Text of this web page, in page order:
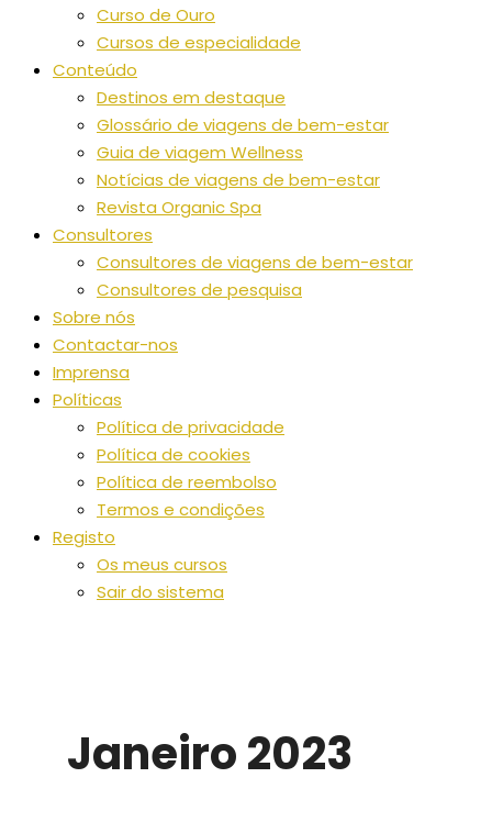
Curso de Ouro
Cursos de especialidade
Conteúdo
Destinos em destaque
Glossário de viagens de bem-estar
Guia de viagem Wellness
Notícias de viagens de bem-estar
Revista Organic Spa
Consultores
Consultores de viagens de bem-estar
Consultores de pesquisa
Sobre nós
Contactar-nos
Imprensa
Políticas
Política de privacidade
Política de cookies
Política de reembolso
Termos e condições
Registo
Os meus cursos
Sair do sistema
Janeiro 2023